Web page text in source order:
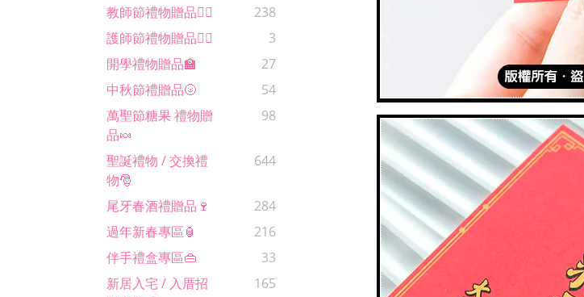
教師節禮物贈品🙋‍♀️
238
護師節禮物贈品🧑‍⚕️
3
開學禮物贈品🏫
27
中秋節禮贈品🌝
54
萬聖節糖果 禮物贈
品🍬
98
聖誕禮物 / 交換禮
物🎅
644
尾牙春酒禮贈品🍷
284
過年新春專區🏮
216
伴手禮盒專區👜
33
新居入宅 / 入厝招
165